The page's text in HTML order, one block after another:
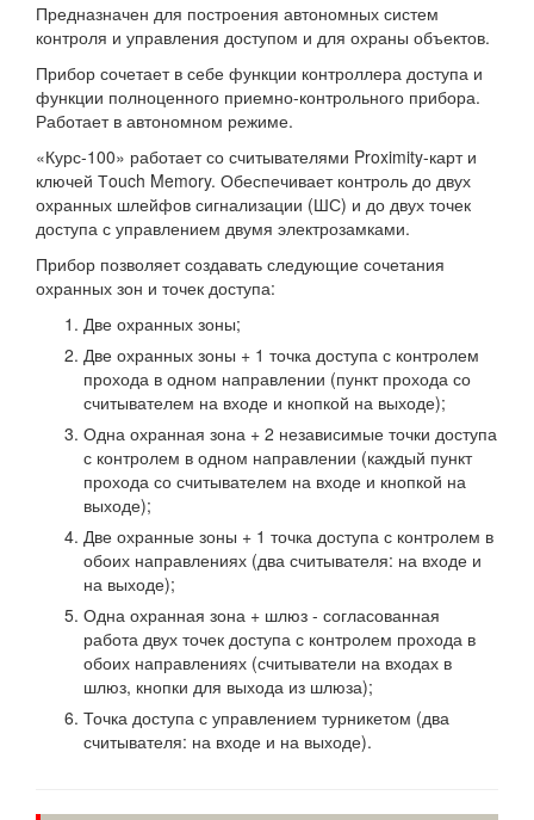
Предназначен для построения автономных систем
контроля и управления доступом и для охраны объектов.
Прибор сочетает в себе функции контроллера доступа и
функции полноценного приемно-контрольного прибора.
Работает в автономном режиме.
«Курс-100» работает со считывателями Proximity-карт и
ключей Тouch Memory. Обеспечивает контроль до двух
охранных шлейфов сигнализации (ШС) и до двух точек
доступа с управлением двумя электрозамками.
Прибор позволяет создавать следующие сочетания
охранных зон и точек доступа:
Две охранных зоны;
Две охранных зоны + 1 точка доступа с контролем
прохода в одном направлении (пункт прохода со
считывателем на входе и кнопкой на выходе);
Одна охранная зона + 2 независимые точки доступа
с контролем в одном направлении (каждый пункт
прохода со считывателем на входе и кнопкой на
выходе);
Две охранные зоны + 1 точка доступа с контролем в
обоих направлениях (два считывателя: на входе и
на выходе);
Одна охранная зона + шлюз - согласованная
работа двух точек доступа с контролем прохода в
обоих направлениях (считыватели на входах в
шлюз, кнопки для выхода из шлюза);
Точка доступа с управлением турникетом (два
считывателя: на входе и на выходе).